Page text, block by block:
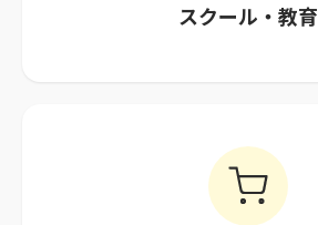
スクール・教育